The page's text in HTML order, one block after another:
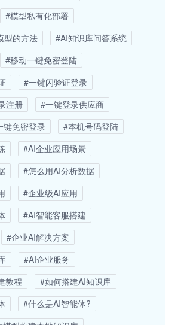
#模型私有化部署
型的方法
#AI知识库问答系统
#移动一键免密登陆
#一键闪验证登录
注册
#一键登录供应商
键免密登录
#本机号码登陆
#AI企业应用场景
#怎么用AI分析数据
#企业级AI应用
#AI智能客服搭建
#企业AI解决方案
#AI企业服务
教程
#如何搭建AI知识库
#什么是AI智能体?